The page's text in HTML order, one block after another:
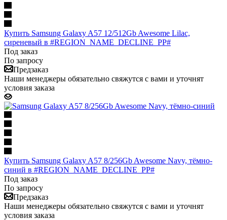
Купить Samsung Galaxy A57 12/512Gb Awesome Lilac,
сиреневый в #REGION_NAME_DECLINE_PP#
Под заказ
По запросу
Предзаказ
Наши менеджеры обязательно свяжутся с вами и уточнят
условия заказа
Купить Samsung Galaxy A57 8/256Gb Awesome Navy, тёмно-
синий в #REGION_NAME_DECLINE_PP#
Под заказ
По запросу
Предзаказ
Наши менеджеры обязательно свяжутся с вами и уточнят
условия заказа